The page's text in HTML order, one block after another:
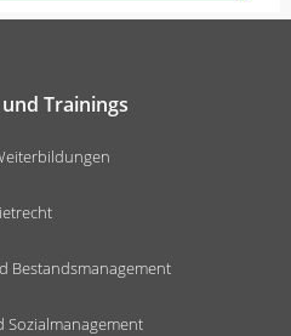
Trainings
Bestandsmanagement
Sozialmanagement